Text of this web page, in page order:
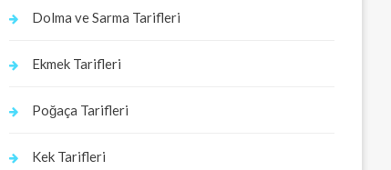
Dolma ve Sarma Tarifleri
Ekmek Tarifleri
Poğaça Tarifleri
Kek Tarifleri